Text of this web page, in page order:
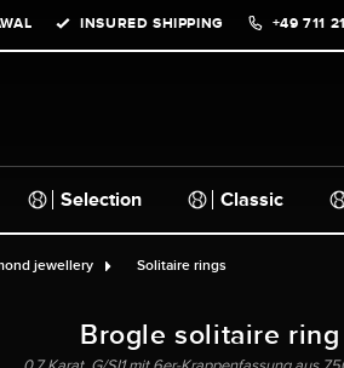
INSURED SHIPPING +49 711
Selection Classic
jewellery Solitaire rings
Brogle solitaire